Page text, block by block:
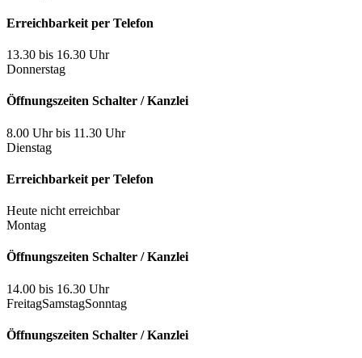
Erreichbarkeit per Telefon
13.30 bis 16.30 Uhr
Donnerstag
Öffnungszeiten Schalter / Kanzlei
8.00 Uhr bis 11.30 Uhr
Dienstag
Erreichbarkeit per Telefon
Heute nicht erreichbar
Montag
Öffnungszeiten Schalter / Kanzlei
14.00 bis 16.30 Uhr
FreitagSamstagSonntag
Öffnungszeiten Schalter / Kanzlei